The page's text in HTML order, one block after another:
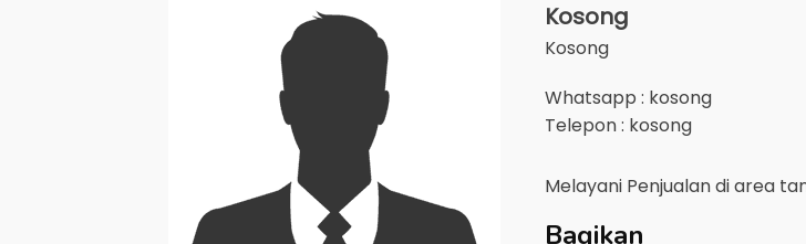
Kosong
Kosong
Whatsapp : kosong
Telepon : kosong
Melayani Penjualan di area
Bagikan